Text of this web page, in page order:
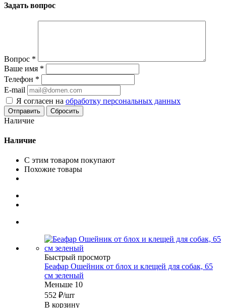
Задать вопрос
Вопрос *
Ваше имя *
Телефон *
E-mail
Я согласен на обработку персональных данных
Сбросить
Наличие
Наличие
С этим товаром покупают
Похожие товары
Быстрый просмотр
Беафар Ошейник от блох и клещей для собак, 65
см зеленый
Меньше 10
552 ₽/шт
В корзину